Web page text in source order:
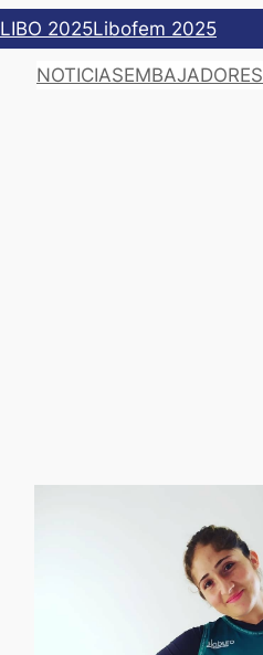
LIBO 2025Libofem 2025
NOTICIASEMBAJADORES